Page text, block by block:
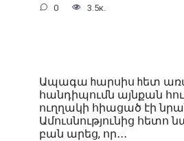
0 3.5к.
Ապագա hարսիս hետ
հանդիպումն այնքան
ուղղակի հիացած էի
Ամուսնությունից հետո
բան արեց, որ․․․